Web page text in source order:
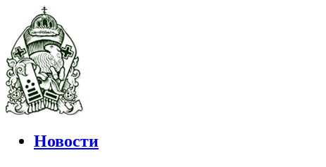
Новости